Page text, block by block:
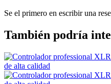
Se el primero en escribir una
También podría